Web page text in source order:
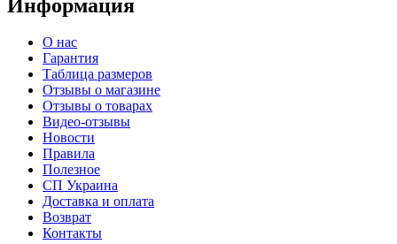
Информация
О нас
Гарантия
Таблица размеров
Отзывы о магазине
Отзывы о товарах
Видео-отзывы
Новости
Правила
Полезное
СП Украина
Доставка и оплата
Возврат
Контакты